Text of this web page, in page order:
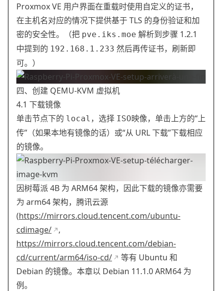
Proxmox VE 用户界面在重载时使用自定义的证书，
在主机名对应的情况下提供基于 TLS 的身份验证和加
密的安全性。（把 pve.iks.moe 解析到步骤 1.2.1
中提到的 192.168.1.233 然后再传证书，刷新即
可。）
四、创建 QEMU-KVM 虚拟机
4.1 下载镜像
单击节点下的 local ，选择 ISO映像，单击上方的“上
传”（如果本地有镜像的话）或“从 URL 下载”下载相应
的镜像。
因树莓派 4B 为 ARM64 架构，因此下载的镜像亦需要
为 arm64 架构，腾讯云源
(https://mirrors.cloud.tencent.com/ubuntu-
cdimage/
,
https://mirrors.cloud.tencent.com/debian-
cd/current/arm64/iso-cd/
等有 Ubuntu 和
Debian 的镜像。本章以 Debian 11.1.0 ARM64 为
例。